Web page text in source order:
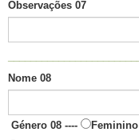
Observações 07
Nome 08
Género 08 ----
Feminino